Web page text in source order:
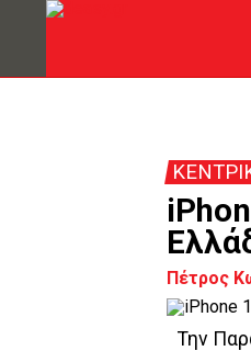
Πέτρος
Την